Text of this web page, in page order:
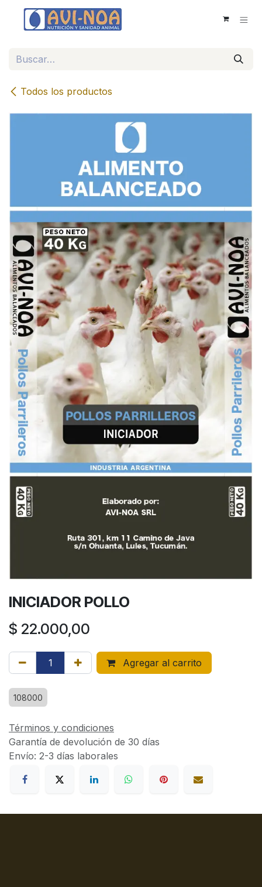
Ir al contenido
Todos los productos
INICIADOR POLLO
$ 22.000,00
Agregar al carrito
108000
Términos y condiciones
Garantía de devolución de 30 días
Envío: 2-3 días laborales